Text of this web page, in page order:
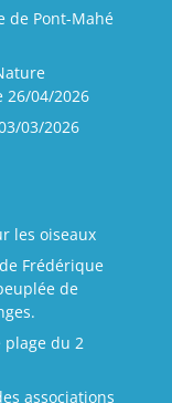
de Pont-Mahé
26/04/2026
03/2026
les oiseaux
Frédérique
de
plage du 2
associations